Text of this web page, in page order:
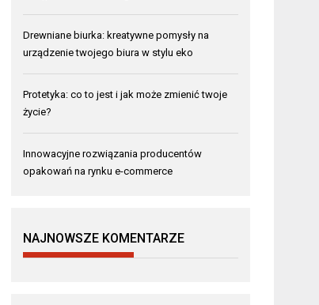
Drewniane biurka: kreatywne pomysły na
urządzenie twojego biura w stylu eko
Protetyka: co to jest i jak może zmienić twoje
życie?
Innowacyjne rozwiązania producentów
opakowań na rynku e-commerce
NAJNOWSZE KOMENTARZE